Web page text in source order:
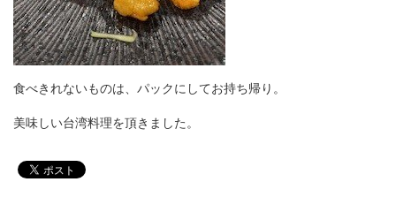
食べきれないものは、パックにしてお持ち帰り。
美味しい台湾料理を頂きました。